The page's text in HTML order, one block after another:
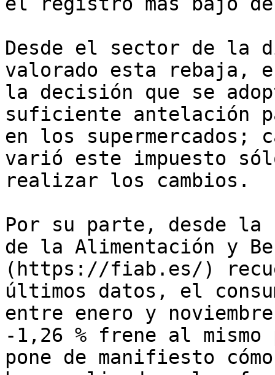
Desde el sector de la
valorado esta rebaja,
la decisión que se
suficiente antelación
en los supermercados;
varió este impuesto
realizar los cambios.
Por su parte, desde la
de la Alimentación y
(https://fiab.es/)
últimos datos, el
entre enero y
-1,26 % frene al
pone de manifiesto